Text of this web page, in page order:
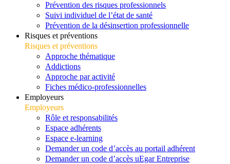
Prévention des risques professionnels
Suivi individuel de l’état de santé
Prévention de la désinsertion professionnelle
Risques et préventions
Risques et préventions
Approche thématique
Addictions
Approche par activité
Fiches médico-professionnelles
Employeurs
Employeurs
Rôle et responsabilités
Espace adhérents
Espace e-learning
Demander un code d’accès au portail adhérent
Demander un code d’accès uEgar Entreprise